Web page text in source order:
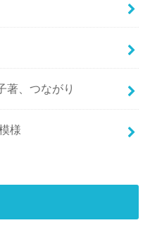
著、つながり
様